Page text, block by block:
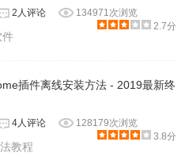
2人评论
134971次浏览
2.7分
件
插件离线安装方法 - 2019最新终
4人评论
128179次浏览
3.8分
教程